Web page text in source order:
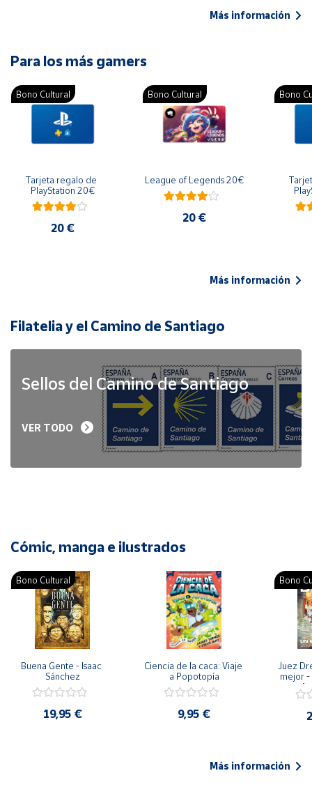
Más información
Para los más gamers
Bono Cultural
Tarjeta regalo de
PlayStation 20€
20 €
Bono Cultural
League of Legends 20€
20 €
Bono
Más información
Filatelia y el Camino de Santiago
Sellos del Camino de Santiago
VER TODO
Cómic, manga e ilustrados
Bono Cultural
Buena Gente - Isaac
Sánchez
19,95 €
Ciencia de la caca: Viaje
a Popotopía
9,95 €
Bono
Juez
mejor -
Más información